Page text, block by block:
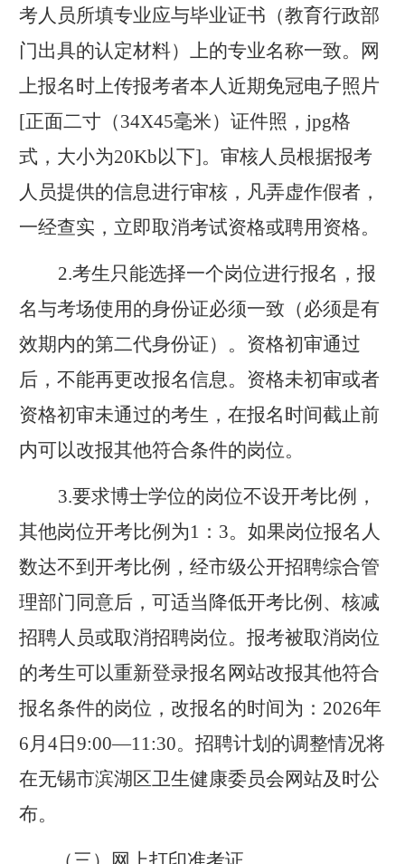
考人员所填专业应与毕业证书 （教育行政部
门出具的认定材料） 上的专业名称一致。网
上报名时上传报考者本人近期免冠电子照片
[正面二寸（34X45毫米）证件照，jpg格
式，大小为20Kb以下]。审核人员根据报考
人员提供的信息进行审核，凡弄虚作假者，
一经查实，立即取消考试资格或聘用资格。
2.考生只能选择一个岗位进行报名，报
名与考场使用的身份证必须一致（必须是有
效期内的第二代身份证）。资格初审通过
后，不能再更改报名信息。资格未初审或者
资格初审未通过的考生，在报名时间截止前
内可以改报其他符合条件的岗位。
3.要求博士学位的岗位不设开考比例，
其他岗位开考比例为1：3。如果岗位报名人
数达不到开考比例，经市级公开招聘综合管
理部门同意后，可适当降低开考比例、核减
招聘人员或取消招聘岗位。报考被取消岗位
的考生可以重新登录报名网站改报其他符合
报名条件的岗位， 改报名的时间为 ： 2026年
6月 4日 9:00—11:30。招聘计划的调整情况将
在无锡市滨湖 区卫生健康委员会网站及时公
布。